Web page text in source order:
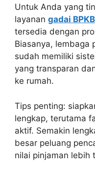
Untuk Anda yang
layanan gadai
tersedia dengan
Biasanya, lembaga
sudah memiliki
yang transparan
ke rumah.
Tips penting:
lengkap, terutama
aktif. Semakin
besar peluang
nilai pinjaman lebih